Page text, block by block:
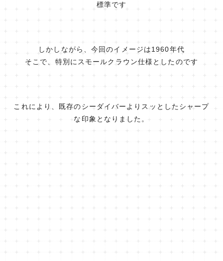
標準です
しかしながら、今回のイメージは1960年代
そこで、特別にスモールクラウン仕様としたのです
これにより、既存のシーダイバーよりスッとしたシャープ
な印象となりました。